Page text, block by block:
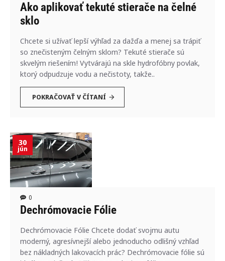
Ako aplikovať tekuté stierače na čelné
sklo
Chcete si užívať lepší výhľad za dažďa a menej sa trápiť
so znečisteným čelným sklom? Tekuté stierače sú
skvelým riešením! Vytvárajú na skle hydrofóbny povlak,
ktorý odpudzuje vodu a nečistoty, takže..
POKRAČOVAŤ V ČÍTANÍ
30
jún
0
Dechrómovacie Fólie
Dechrómovacie Fólie Chcete dodať svojmu autu
moderný, agresívnejší alebo jednoducho odlišný vzhľad
bez nákladných lakovacích prác? Dechrómovacie fólie sú